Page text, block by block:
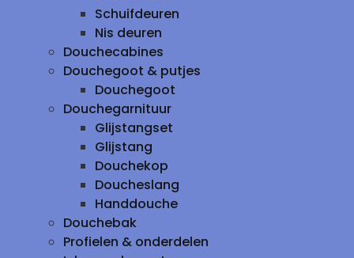
Schuifdeuren
Nis deuren
Douchecabines
Douchegoot & putjes
Douchegoot
Douchegarnituur
Glijstangset
Glijstang
Douchekop
Doucheslang
Handdouche
Douchebak
Profielen & onderdelen